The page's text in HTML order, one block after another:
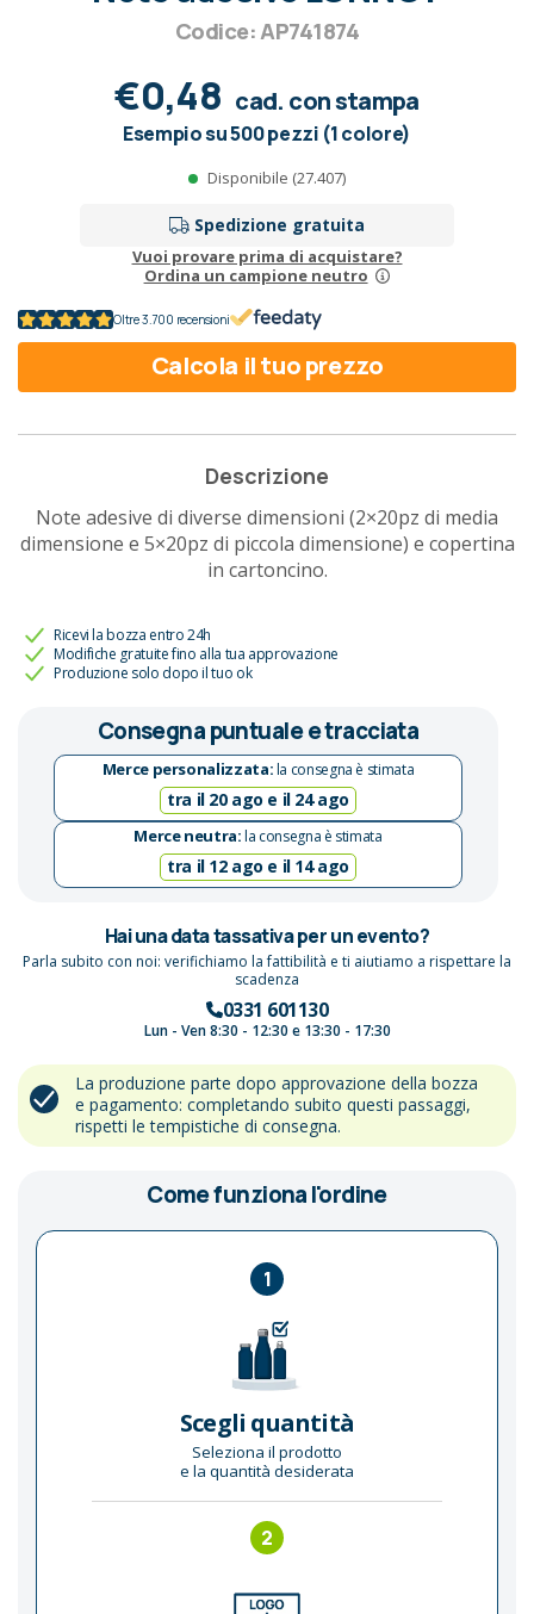
Codice: AP741874
€0,48 cad. con stampa
Esempio su 500 pezzi (1 colore)
Disponibile (27.407)
Spedizione gratuita
Vuoi provare prima di acquistare?
Ordina un campione neutro
Oltre 3.700 recensioni
Calcola il tuo prezzo
Descrizione
Note adesive di diverse dimensioni (2×20pz di media
dimensione e 5×20pz di piccola dimensione) e copertina
in cartoncino.
Ricevi la bozza entro 24h
Modifiche gratuite fino alla tua approvazione
Produzione solo dopo il tuo ok
Consegna puntuale e tracciata
Merce personalizzata:la consegna è stimata
tra il 20 ago e il 24 ago
Merce neutra:la consegna è stimata
tra il 12 ago e il 14 ago
Hai una data tassativa per un evento?
Parla subito con noi: verifichiamo la fattibilità e ti aiutiamo a rispettare la
scadenza
0331 601130
Lun - Ven 8:30 - 12:30 e 13:30 - 17:30
La produzione parte dopo approvazione della bozza
e pagamento: completando subito questi passaggi,
rispetti le tempistiche di consegna.
Come funziona l'ordine
1
Scegli quantità
Seleziona il prodotto
e la quantità desiderata
2